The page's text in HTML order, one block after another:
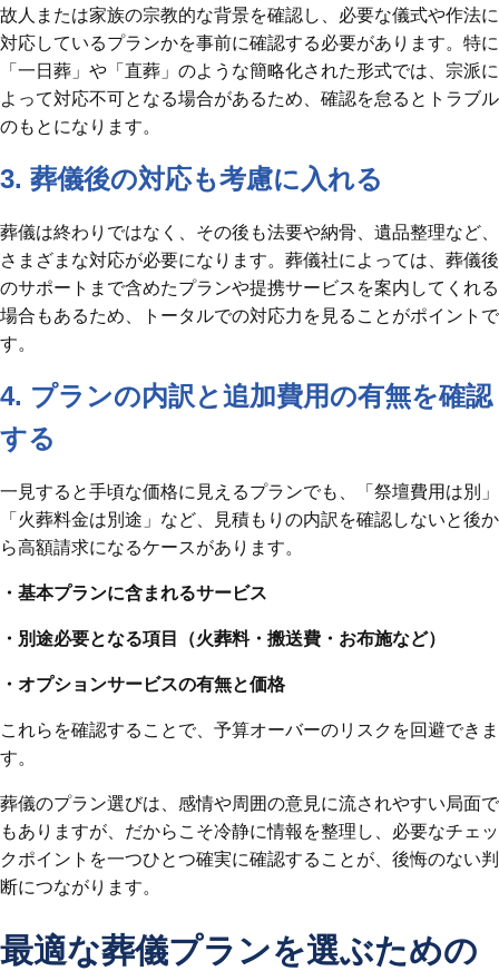
故人または家族の宗教的な背景を確認し、必要な儀式や作法に
対応しているプランかを事前に確認する必要があります。特に
「一日葬」や「直葬」のような簡略化された形式では、宗派に
よって対応不可となる場合があるため、確認を怠るとトラブル
のもとになります。
3. 葬儀後の対応も考慮に入れる
葬儀は終わりではなく、その後も法要や納骨、遺品整理など、
さまざまな対応が必要になります。葬儀社によっては、葬儀後
のサポートまで含めたプランや提携サービスを案内してくれる
場合もあるため、トータルでの対応力を見ることがポイントで
す。
4. プランの内訳と追加費用の有無を確認
する
一見すると手頃な価格に見えるプランでも、「祭壇費用は別」
「火葬料金は別途」など、見積もりの内訳を確認しないと後か
ら高額請求になるケースがあります。
・基本プランに含まれるサービス
・別途必要となる項目（火葬料・搬送費・お布施など）
・オプションサービスの有無と価格
これらを確認することで、予算オーバーのリスクを回避できま
す。
葬儀のプラン選びは、感情や周囲の意見に流されやすい局面で
もありますが、だからこそ冷静に情報を整理し、必要なチェッ
クポイントを一つひとつ確実に確認することが、後悔のない判
断につながります。
最適な葬儀プランを選ぶための